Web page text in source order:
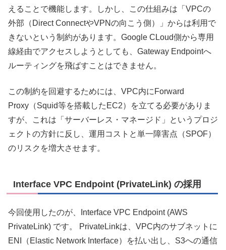
えることで機能します。しかし、この仕組みは「VPCの
外部（Direct ConnectやVPNの向こう側）」からは利用で
きないという制約があります。Google CLoud側から専用
線経由でアクセスしようとしても、Gateway Endpointへ
ルーティングを飛ばすことはできません。
この制約を回避するためには、VPC内にForward
Proxy（Squid等を搭載したEC2）を立てる必要がありま
すが、これは「サーバーレス・マネージド」というプロジ
ェクトの方針に反し、運用コストと単一障害点（SPOF）
のリスクを増大させます。
Interface VPC Endpoint (PrivateLink) の採用
今回使用したのが、Interface VPC Endpoint (AWS
PrivateLink) です。 PrivateLinkは、VPC内のサブネットに
ENI（Elastic Network Interface）を払い出し、S3への通信